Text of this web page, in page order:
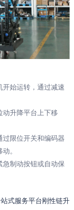
开始运转，通过减速
动升降平台上下移
过限位开关和编码器
。
急制动按钮或自动保
式服务平台刚性链升